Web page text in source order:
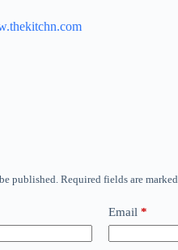
published. Required fields are marked
Email *